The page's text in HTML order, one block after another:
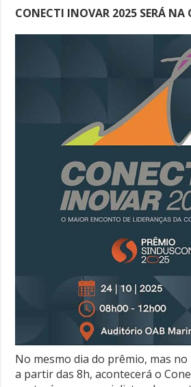
CONECTI INOVAR 2025 SERÁ
No mesmo dia do prêmio, mas
a partir das 8h, acontecerá o